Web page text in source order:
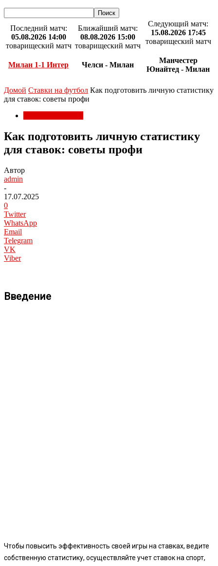
Последний матч:
05.08.2026 14:00
товарищеский матч
Милан 1-1 Интер
Ближайший матч:
08.08.2026 15:00
товарищеский матч
Челси - Милан
Следующий матч:
15.08.2026 17:45
товарищеский матч
Манчестер
Юнайтед - Милан
Домой Ставки на футбол Как подготовить личную статистику
для ставок: советы профи
Как подготовить личную статистику
для ставок: советы профи
Автор
admin
-
17.07.2025
0
Twitter
WhatsApp
Email
Telegram
VK
Viber
Введение
Чтобы повысить эффективность своей игры на ставках, ведите
собственную статистику, осуществляйте учет ставок на спорт,